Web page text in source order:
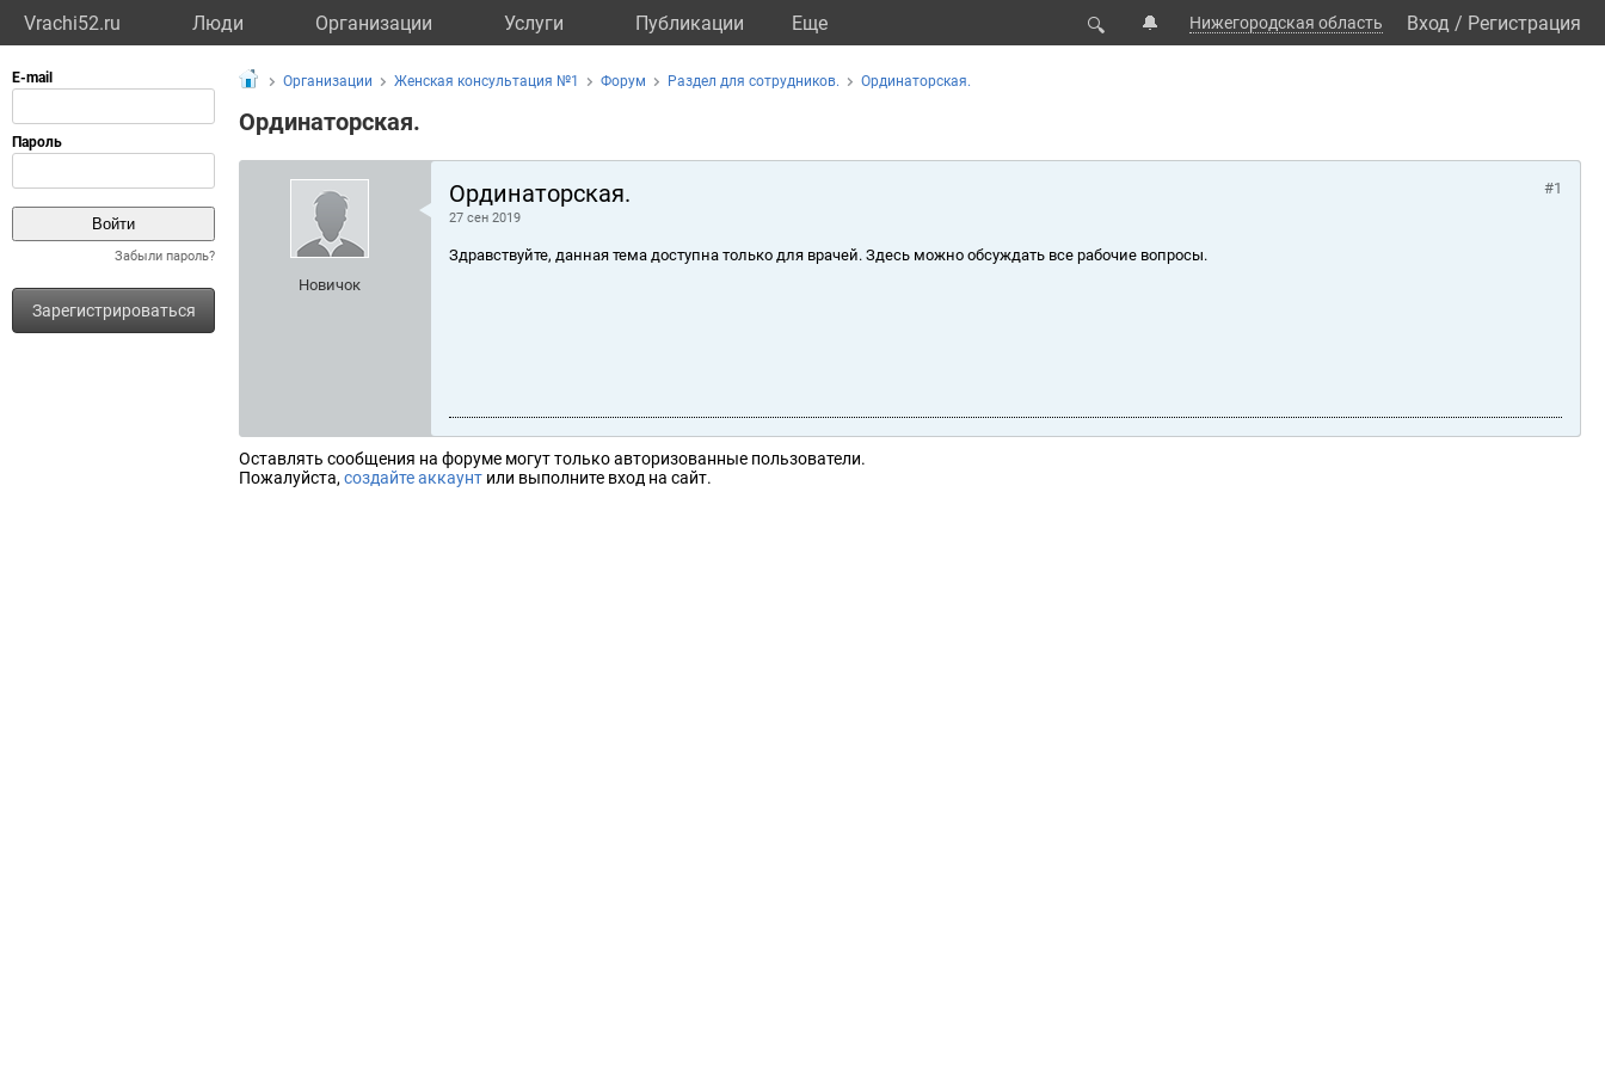
Vrachi52.ru Люди Организации Услуги Публикации Eще 🔍 🔔 Нижегородская область Вход / Регистрация
Забыли пароль?
Зарегистрироваться
Организации Женская консультация №1 Форум Раздел для сотрудников. Ординаторская.
Ординаторская.
Новичок
Ординаторская.
27 сен 2019
#1
Здравствуйте, данная тема доступна только для врачей. Здесь можно обсуждать все рабочие вопросы.
Оставлять сообщения на форуме могут только авторизованные пользователи.
Пожалуйста, создайте аккаунт или выполните вход на сайт.